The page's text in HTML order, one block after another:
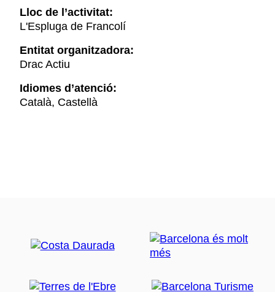
Lloc de l’activitat:
L'Espluga de Francolí
Entitat organitzadora:
Drac Actiu
Idiomes d’atenció:
Català, Castellà